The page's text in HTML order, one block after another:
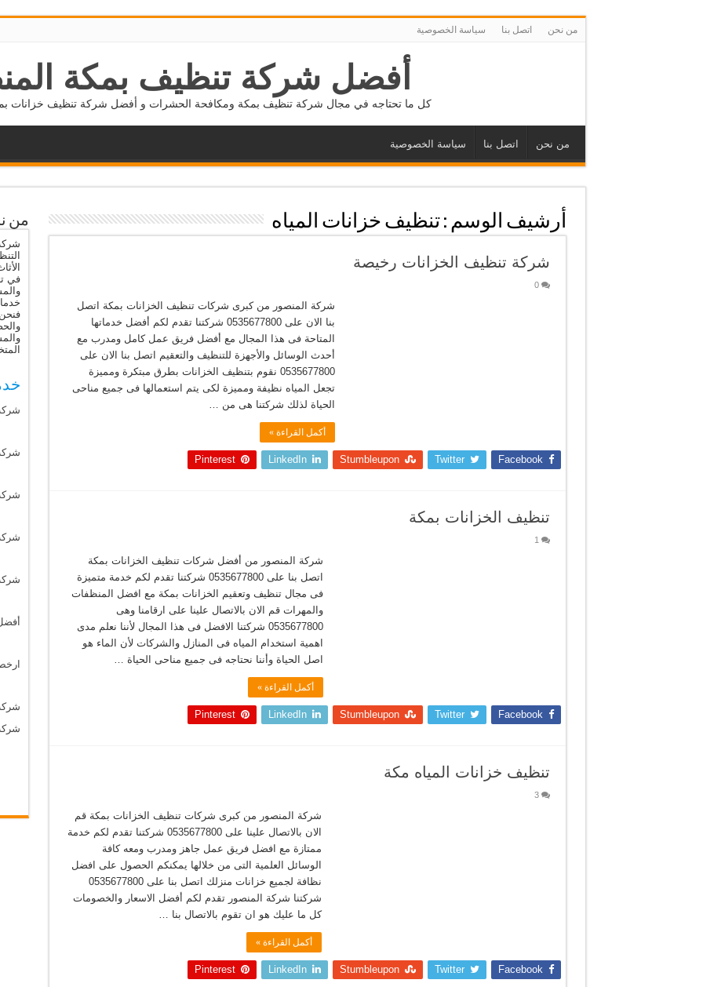
من نحن اتصل بنا سياسة الخصوصية
أفضل شركة تنظيف بمكة
كل ما تحتاجه في مجال شركة تنظيف بمكة ومكافحة الحشرات و أفضل شركة تنظيف خزانات بمكة
من نحن اتصل بنا سياسة الخصوصية
أرشيف الوسم :تنظيف خزانات المياه
شركة تنظيف الخزانات رخيصة
0
شركة المنصور من كبرى شركات تنظيف الخزانات بمكة اتصل
بنا الان على 0535677800 شركتنا تقدم لكم أفضل خدماتها
المتاحة فى هذا المجال مع أفضل فريق عمل كامل ومدرب مع
أحدث الوسائل والأجهزة للتنظيف والتعقيم اتصل بنا الان على
0535677800 نقوم بتنظيف الخزانات بطرق مبتكرة ومميزة
تجعل المياه نظيفة ومميزة لكى يتم استعمالها فى جميع مناحى
الحياة لذلك شركتنا هى من …
أكمل القراءة »
Facebook
Twitter
Stumbleupon
LinkedIn
Pinterest
تنظيف الخزانات بمكة
1
شركة المنصور من أفضل شركات تنظيف الخزانات بمكة
اتصل بنا على 0535677800 شركتنا تقدم لكم خدمة متميزة
فى مجال تنظيف وتعقيم الخزانات بمكة مع افضل المنظفات
والمهرات قم الان بالاتصال علينا على ارقامنا وهى
0535677800 شركتنا الافضل فى هذا المجال لأننا نعلم مدى
اهمية استخدام المياه فى المنازل والشركات لأن الماء هو
اصل الحياة وأننا نحتاجه فى جميع مناحى الحياة …
أكمل القراءة »
Facebook
Twitter
Stumbleupon
LinkedIn
Pinterest
تنظيف خزانات المياه مكة
3
شركة المنصور من كبرى شركات تنظيف الخزانات بمكة قم
الان بالاتصال علينا على 0535677800 شركتنا تقدم لكم خدمة
ممتازة مع افضل فريق عمل جاهز ومدرب ومعه كافة
الوسائل العلمية التى من خلالها يمكنكم الحصول على افضل
نظافة لجميع خزانات منزلك اتصل بنا على 0535677800
شركتنا شركة المنصور تقدم لكم أفضل الاسعار والخصومات
كل ما عليك هو ان تقوم بالاتصال بنا …
أكمل القراءة »
Facebook
Twitter
Stumbleupon
LinkedIn
Pinterest
من
في